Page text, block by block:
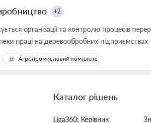
+2
організації та контролю процесів
праці на деревообробних підприємствах
Агропромисловий комплекс
Каталог рішень
Liga360: Керівник